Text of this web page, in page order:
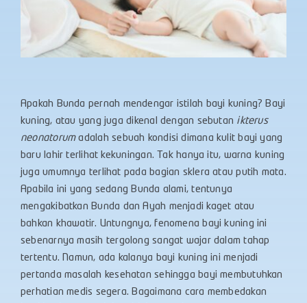
Apakah Bunda pernah mendengar istilah bayi kuning? Bayi
kuning, atau yang juga dikenal dengan sebutan ikterus
neonatorumadalah sebuah kondisi dimana kulit bayi yang
baru lahir terlihat kekuningan. Tak hanya itu, warna kuning
juga umumnya terlihat pada bagian sklera atau putih mata.
Apabila ini yang sedang Bunda alami, tentunya
mengakibatkan Bunda dan Ayah menjadi kaget atau
bahkan khawatir. Untungnya, fenomena bayi kuning ini
sebenarnya masih tergolong sangat wajar dalam tahap
tertentu. Namun, ada kalanya bayi kuning ini menjadi
pertanda masalah kesehatan sehingga bayi membutuhkan
perhatian medis segera. Bagaimana cara membedakan